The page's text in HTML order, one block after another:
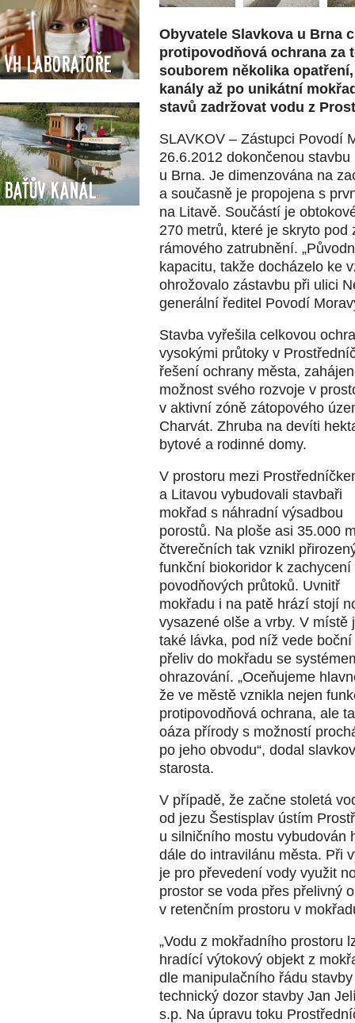
VH Laboratoře
Baťův kanál
Obyvatele Slavkova u Brna
protipovodňová ochrana za
souborem několika
kanály až po unikátní
stavů zadržovat vodu z
SLAVKOV – Zástupci Povodí
26.6.2012 dokončenou
u Brna. Je dimenzována na
a současně je propojena s
na Litavě. Součástí je
270 metrů, které je skryto
rámového zatrubnění.
kapacitu, takže docházelo ke
ohrožovalo zástavbu při ulici
generální ředitel Povodí
Stavba vyřešila celkovou
vysokými průtoky v
řešení ochrany města,
možnost svého rozvoje v
v aktivní zóně zátopového
Charvát. Zhruba na devíti
bytové a rodinné domy.
V prostoru mezi
a Litavou vybudovali stavbaři
mokřad s náhradní výsadbou
porostů. Na ploše asi 35.000
čtverečních tak vznikl
funkční biokoridor k zachycení
povodňových průtoků. Uvnitř
mokřadu i na patě hrází stojí
vysazené olše a vrby. V místě
také lávka, pod níž vede boční
přeliv do mokřadu se
ohrazování. „Oceňujeme
že ve městě vznikla nejen
protipovodňová ochrana, ale
oáza přírody s možností
po jeho obvodu“, dodal
starosta.
V případě, že začne stoletá
od jezu Šestisplav ústím
u silničního mostu vybudován
dále do intravilánu města. Při
je pro převedení vody využit
prostor se voda přes přelivný
v retenčním prostoru v
„Vodu z mokřadního prostoru
hradící výtokový objekt z
dle manipulačního řádu
technický dozor stavby Jan
s.p. Na úpravu toku